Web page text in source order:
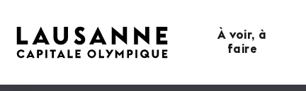
À voir, à
faire